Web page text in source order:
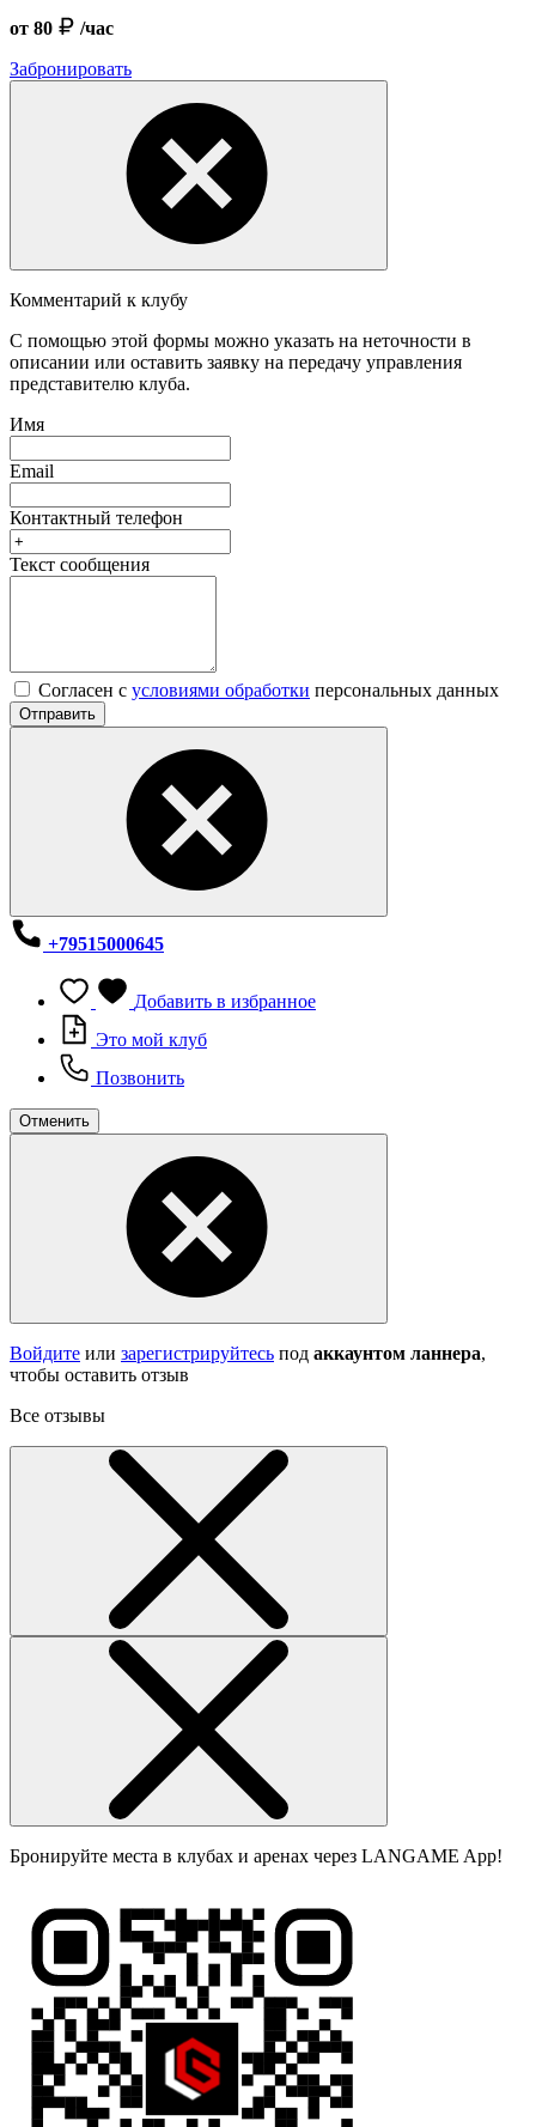
от 80
/час
Забронировать
Комментарий к клубу
С помощью этой формы можно указать на неточности в
описании или оставить заявку на передачу управления
представителю клуба.
Имя
Email
Контактный телефон
Текст сообщения
Согласен с условиями обработки персональных данных
Отправить
+79515000645
Добавить в избранное
Это мой клуб
Позвонить
Отменить
Войдите или зарегистрируйтесь под аккаунтом ланнера,
чтобы оставить отзыв
Все отзывы
Бронируйте места в клубах и аренах через LANGAME App!